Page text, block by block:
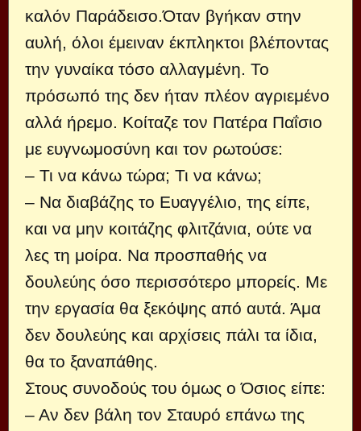
καλόν Παράδεισο.Όταν βγήκαν στην
αυλή, όλοι έμειναν έκπληκτοι βλέποντας
την γυναίκα τόσο αλλαγμένη. Το
πρόσωπό της δεν ήταν πλέον αγριεμένο
αλλά ήρεμο. Κοίταζε τον Πατέρα Παΐσιο
με ευγνωμοσύνη και τον ρωτούσε:
– Τι να κάνω τώρα; Τι να κάνω;
– Να διαβάζης το Ευαγγέλιο, της είπε,
και να μην κοιτάζης φλιτζάνια, ούτε να
λες τη μοίρα. Να προσπαθής να
δουλεύης όσο περισσότερο μπορείς. Με
την εργασία θα ξεκόψης από αυτά. Άμα
δεν δουλεύης και αρχίσεις πάλι τα ίδια,
θα το ξαναπάθης.
Στους συνοδούς του όμως ο Όσιος είπε:
– Αν δεν βάλη τον Σταυρό επάνω της